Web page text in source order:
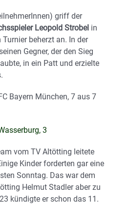
griff der
Leopold Strobel in
beherzt an. In der
Gegner, der den Sieg
in ein Patt und erzielte
Bayern München, 7 aus 7
3
vom TV Altötting leitete
Kinder forderten gar eine
Sonntag. Das war dem
Helmut Stadler aber zu
kündigte er schon das 11.